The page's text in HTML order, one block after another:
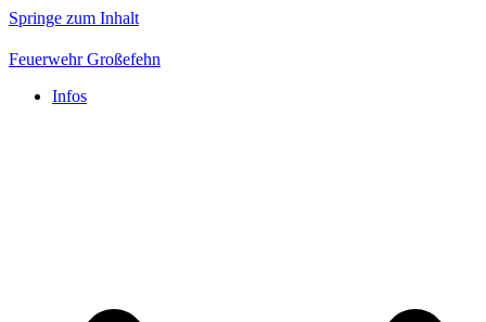
Springe zum Inhalt
Feuerwehr Großefehn
Infos